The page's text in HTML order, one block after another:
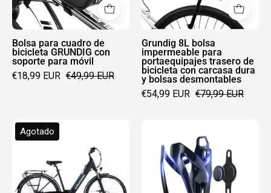
con
soporte
para
móvil
Bolsa para cuadro de
bicicleta GRUNDIG con
soporte para móvil
€18,99 EUR €49,99 EUR
trasero
de
bicicleta
con
carcasa
dura
y
Grundig 8L bolsa
impermeable para
portaequipajes trasero de
bicicleta con carcasa dura
y bolsas desmontables
€54,99 EUR €79,99 EUR
Agotado
Soporte
para
botellas
de